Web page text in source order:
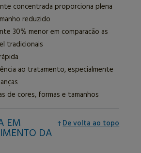
concentrada proporciona plena
reduzido
30% menor em comparacão as
tradicionais
ao tratamento, especialmente
de cores, formas e tamanhos
De volta ao topo
EM
DA